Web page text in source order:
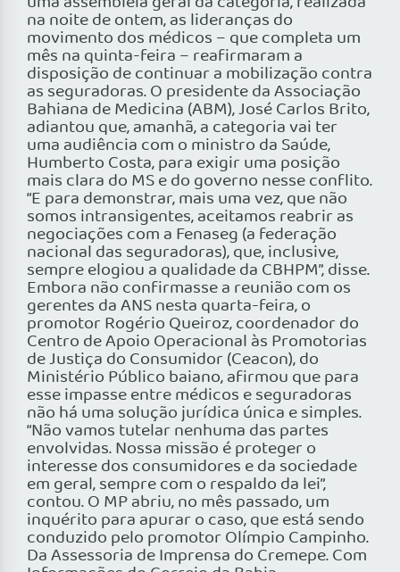
na noite de ontem, as lideranças do
movimento dos médicos – que completa um
mês na quinta-feira – reafirmaram a
disposição de continuar a mobilização contra
as seguradoras. O presidente da Associação
Bahiana de Medicina (ABM), José Carlos Brito,
adiantou que, amanhã, a categoria vai ter
uma audiência com o ministro da Saúde,
Humberto Costa, para exigir uma posição
mais clara do MS e do governo nesse conflito.
“E para demonstrar, mais uma vez, que não
somos intransigentes, aceitamos reabrir as
negociações com a Fenaseg (a federação
nacional das seguradoras), que, inclusive,
sempre elogiou a qualidade da CBHPM”, disse.
Embora não confirmasse a reunião com os
gerentes da ANS nesta quarta-feira, o
promotor Rogério Queiroz, coordenador do
Centro de Apoio Operacional às Promotorias
de Justiça do Consumidor (Ceacon), do
Ministério Público baiano, afirmou que para
esse impasse entre médicos e seguradoras
não há uma solução jurídica única e simples.
“Não vamos tutelar nenhuma das partes
envolvidas. Nossa missão é proteger o
interesse dos consumidores e da sociedade
em geral, sempre com o respaldo da lei”,
contou. O MP abriu, no mês passado, um
inquérito para apurar o caso, que está sendo
conduzido pelo promotor Olímpio Campinho.
Da Assessoria de Imprensa do Cremepe. Com